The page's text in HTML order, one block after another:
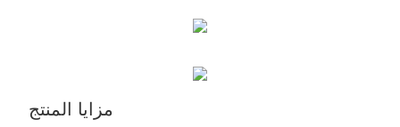
مزايا المنتج